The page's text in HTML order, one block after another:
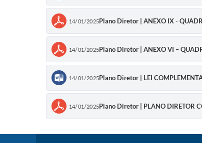
14/01/2025Plano Diretor | ANEXO IX -
14/01/2025Plano Diretor | ANEXO VI –
14/01/2025Plano Diretor | LEI
14/01/2025Plano Diretor | PLANO DIRETOR